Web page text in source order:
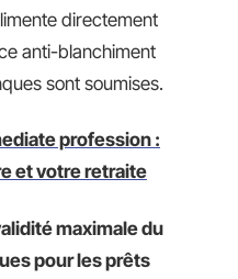
directement
anti-blanchiment
sont soumises.
profession :
et votre retraite
maximale du
pour les prêts